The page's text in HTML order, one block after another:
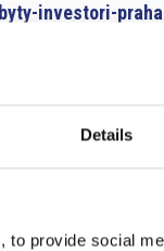
Details
provide social
investori-